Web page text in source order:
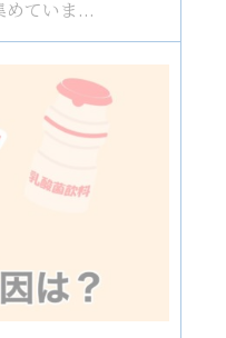
めていま...